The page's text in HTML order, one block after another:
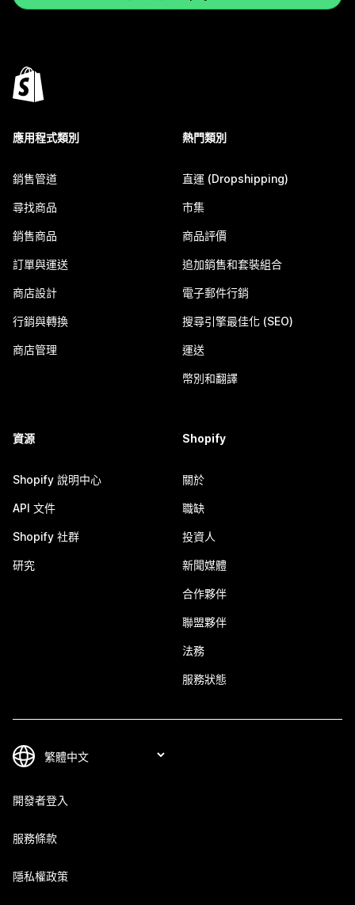
應用程式類別
銷售管道
尋找商品
銷售商品
訂單與運送
商店設計
行銷與轉換
商店管理
熱門類別
直運 (Dropshipping)
市集
商品評價
追加銷售和套裝組合
電子郵件行銷
搜尋引擎最佳化 (SEO)
運送
幣別和翻譯
資源
Shopify 說明中心
API 文件
Shopify 社群
研究
Shopify
關於
職缺
投資人
新聞媒體
合作夥伴
聯盟夥伴
法務
服務狀態
開發者登入
服務條款
隱私權政策